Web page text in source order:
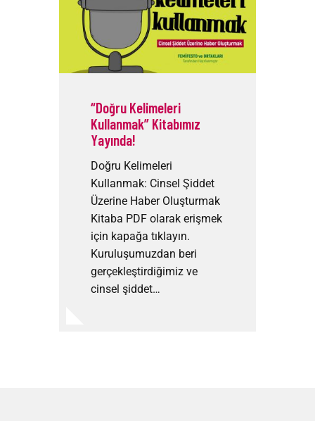
“Doğru Kelimeleri
Kullanmak” Kitabımız
Yayında!
Doğru Kelimeleri
Kullanmak: Cinsel Şiddet
Üzerine Haber Oluşturmak
Kitaba PDF olarak erişmek
için kapağa tıklayın.
Kuruluşumuzdan beri
gerçekleştirdiğimiz ve
cinsel şiddet…